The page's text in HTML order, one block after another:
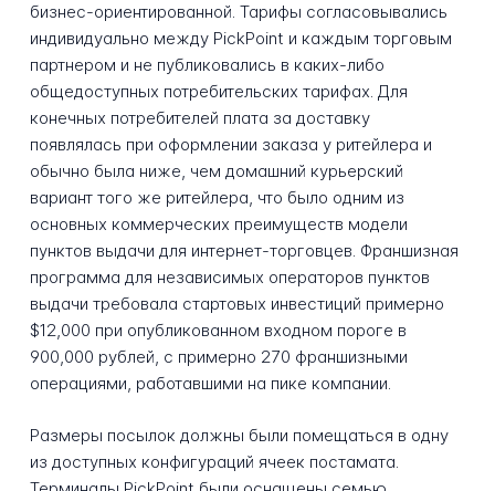
бизнес-ориентированной. Тарифы согласовывались
индивидуально между PickPoint и каждым торговым
партнером и не публиковались в каких-либо
общедоступных потребительских тарифах. Для
конечных потребителей плата за доставку
появлялась при оформлении заказа у ритейлера и
обычно была ниже, чем домашний курьерский
вариант того же ритейлера, что было одним из
основных коммерческих преимуществ модели
пунктов выдачи для интернет-торговцев. Франшизная
программа для независимых операторов пунктов
выдачи требовала стартовых инвестиций примерно
$12,000 при опубликованном входном пороге в
900,000 рублей, с примерно 270 франшизными
операциями, работавшими на пике компании.
Размеры посылок должны были помещаться в одну
из доступных конфигураций ячеек постамата.